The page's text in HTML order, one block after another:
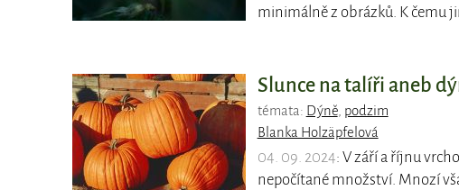
minimálně z obrázků. K čemu
Slunce na talíři aneb
témata: Dýně, podzim
Blanka Holzäpfelová
04. 09. 2024: V září a říjnu
nepočítané množství. Mnozí